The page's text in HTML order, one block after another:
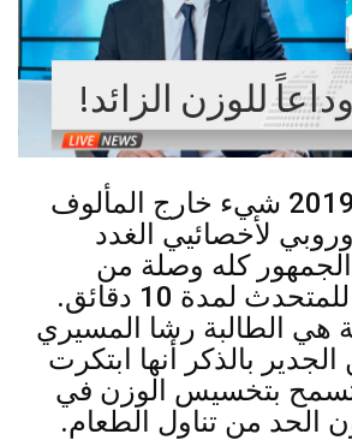
للوزن الزائد!
شهد ربيع عام 2019 شيء خارج المألوف
لأخصائيي الغدد
كله وصلة من
التصفيق الحار للمتحدث لمدة 10 دقائق.
هي الطالبة رشا المسيري
بالذكر أنها ابتكرت
تسمح بتخسيس الوزن في
الحد من تناول الطعام.